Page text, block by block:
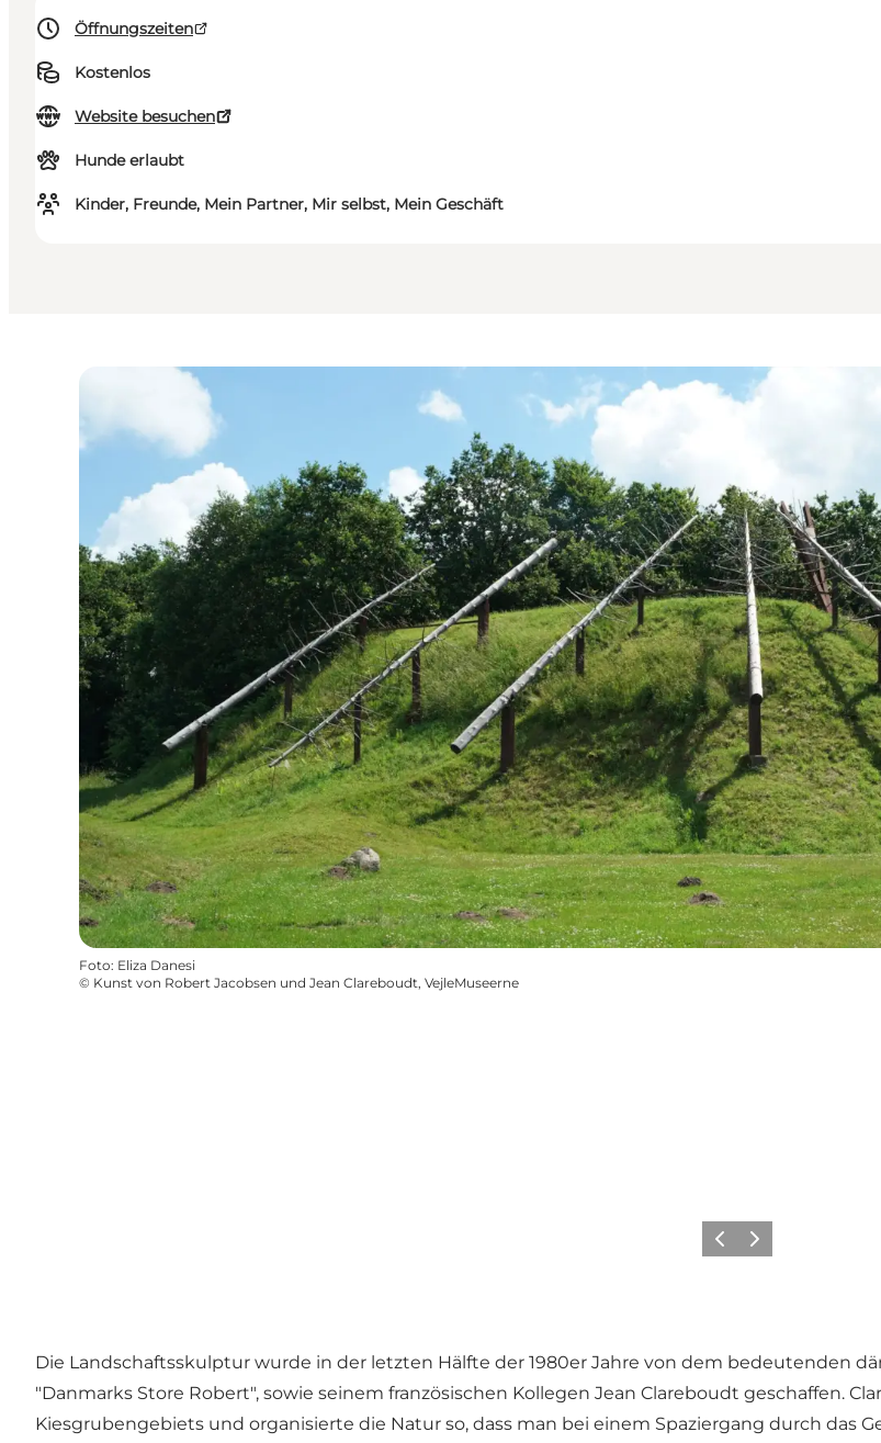
Öffnungszeiten
Kostenlos
Website besuchen
Hunde erlaubt
Kinder, Freunde, Mein Partner, Mir selbst, Mein Geschäft
Foto: Eliza Danesi
© Kunst von Robert Jacobsen und Jean Clareboudt, VejleMuseerne
Vorherige Folie
Nächste Folie
Die Landschaftsskulptur wurde in der letzten Hälfte der 1980er Jahre von dem bedeutenden
"Danmarks Store Robert", sowie seinem französischen Kollegen Jean Clareboudt geschaffen.
Kiesgrubengebiets und organisierte die Natur so, dass man bei einem Spaziergang durch das